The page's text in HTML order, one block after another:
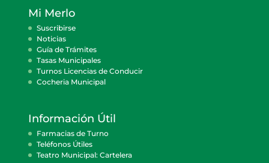
Mi Merlo
Suscribirse
Noticias
Guía de Trámites
Tasas Municipales
Turnos Licencias de Conducir
Cocheria Municipal
Información Útil
Farmacias de Turno
Teléfonos Útiles
Teatro Municipal: Cartelera